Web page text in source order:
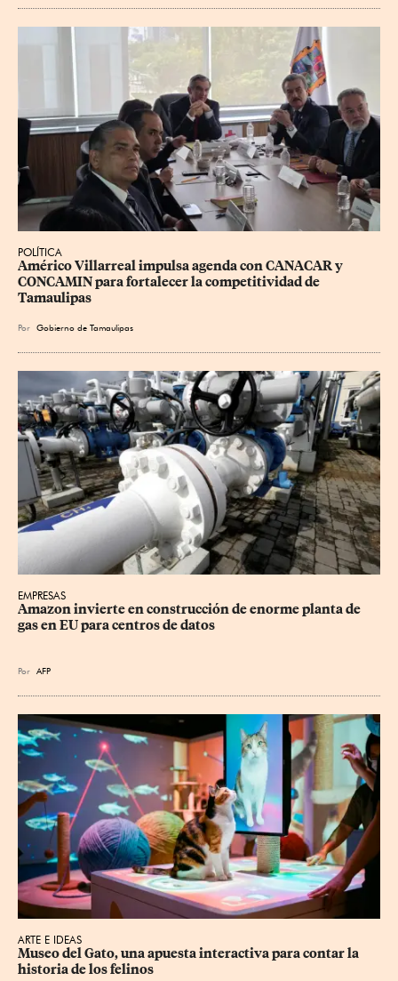
POLÍTICA
Américo Villarreal impulsa agenda con CANACAR y
CONCAMIN para fortalecer la competitividad de
Tamaulipas
Por Gobierno de Tamaulipas
EMPRESAS
Amazon invierte en construcción de enorme planta de
gas en EU para centros de datos
Por AFP
ARTE E IDEAS
Museo del Gato, una apuesta interactiva para contar la
historia de los felinos